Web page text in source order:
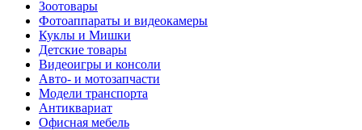
Зоотовары
Фотоаппараты и видеокамеры
Куклы и Мишки
Детские товары
Видеоигры и консоли
Авто- и мотозапчасти
Модели транспорта
Антиквариат
Офисная мебель